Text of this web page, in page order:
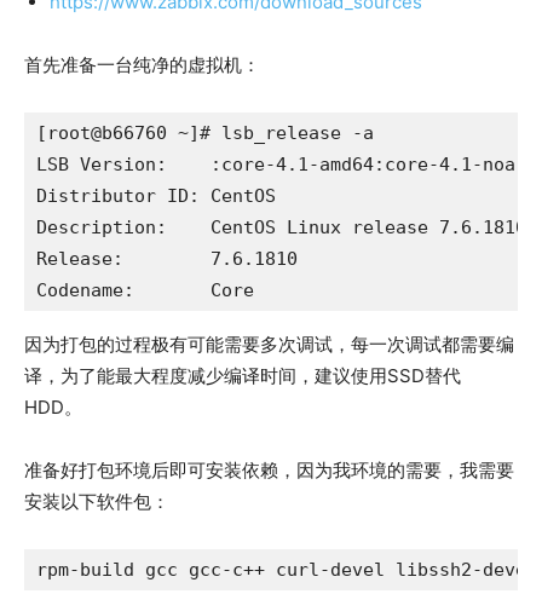
首先准备一台纯净的虚拟机：
[root@b66760 ~]# lsb_release -a
LSB Version:	:core-4.1-amd64:core-4.1-noarch
Distributor ID:	CentOS
Description:	CentOS Linux release 7.6.1810 (Core)
Release:	7.6.1810
Codename:	Core
因为打包的过程极有可能需要多次调试，每一次调试都需要编
译，为了能最大程度减少编译时间，建议使用SSD替代
HDD。
准备好打包环境后即可安装依赖，因为我环境的需要，我需要
安装以下软件包：
rpm-build gcc gcc-c++ curl-devel libssh2-devel